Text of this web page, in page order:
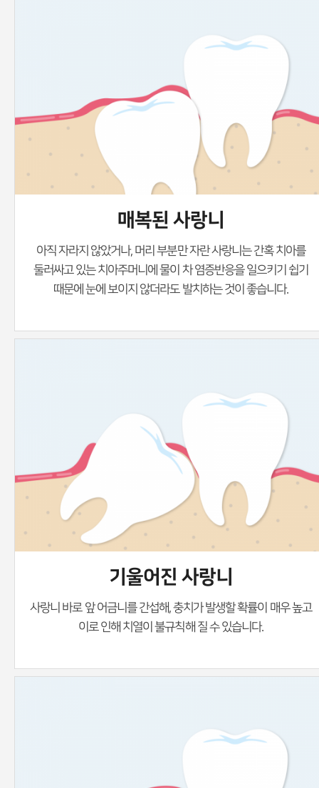
매복된 사랑니
아직 자라지 않았거나, 머리 부분만 자란 사랑니는 간혹 치아를
둘러싸고 있는 치아주머니에 물이 차염증반응을 일으키기 쉽기
때문에 눈에 보이지 않더라도 발치하는 것이 좋습니다.
기울어진 사랑니
사랑니 바로 앞 어금니를 간섭해, 충치가 발생할 확률이 매우 높고
이로 인해 치열이 불규칙해 질 수 있습니다.